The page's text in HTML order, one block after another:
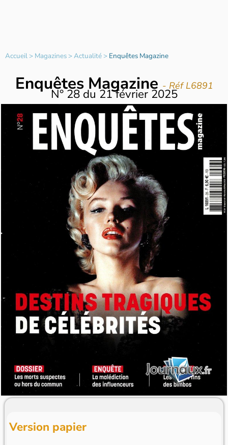
Accueil> Magazines>Actualité> Enquêtes Magazine
Enquêtes Magazine - Réf L6891
N°28du21 février 2025
Version papier